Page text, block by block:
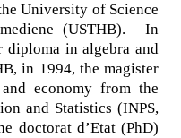
University of Science
(USTHB). In
diploma in algebra and
in 1994, the magister
economy from the
and Statistics (INPS,
doctorat d’Etat (PhD)